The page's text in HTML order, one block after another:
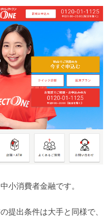
小消費者金融です。
提出条件は大手と同様で、